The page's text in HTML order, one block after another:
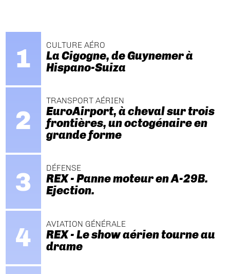
CULTURE AÉRO
La Cigogne, de Guynemer à
Hispano-Suiza
TRANSPORT AÉRIEN
EuroAirport, à cheval sur trois
frontières, un octogénaire en
grande forme
DÉFENSE
REX - Panne moteur en A-29B.
Ejection.
AVIATION GÉNÉRALE
REX - Le show aérien tourne au
drame